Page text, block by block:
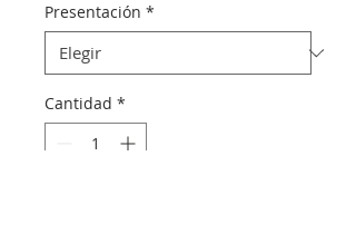
Presentación *
Cantidad *